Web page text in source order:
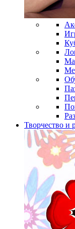
Творчество и